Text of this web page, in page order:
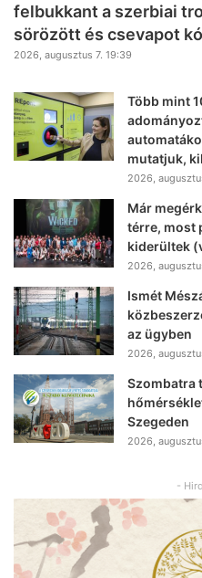
felbukkant a szerbiai
sörözött és csevapot
2026, augusztus 7. 19:39
Több mint
mutatjuk,
2026,
Már
térre, most
kiderültek
2026,
Ismét
az ügyben
2026,
Szombatra
Szegeden
2026,
-